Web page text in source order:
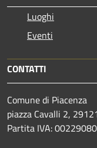
Luoghi
Eventi
CONTATTI
Comune di Piacenza
piazza Cavalli 2,
Partita IVA: